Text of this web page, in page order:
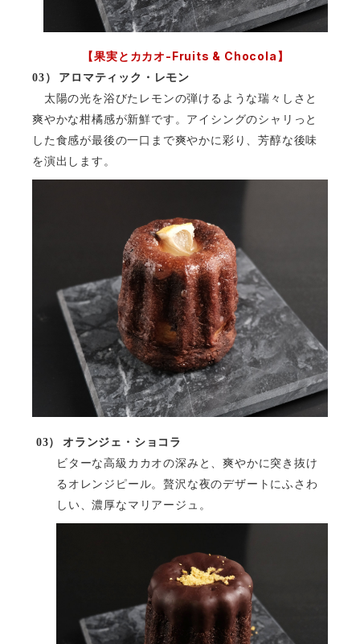
【果実とカカオ -Fruits & Chocola 】
03）
アロマティック・レモン
太陽の光を浴びたレモンの弾けるような瑞々しさと
爽やかな柑橘感が新鮮です。アイシングのシャリっと
した食感が最後の一口まで爽やかに彩り、芳醇な後味
を演出します。
03）
オランジェ・ショコラ
ビターな高級カカオの深みと、爽やかに突き抜け
るオレンジピール。贅沢な夜のデザートにふさわ
しい、濃厚なマリアージュ。